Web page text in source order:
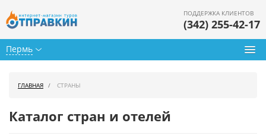
Пермь
ПОДДЕРЖКА КЛИЕНТОВ
(342) 255-42-17
ГЛАВНАЯ СТРАНЫ
Каталог стран и отелей